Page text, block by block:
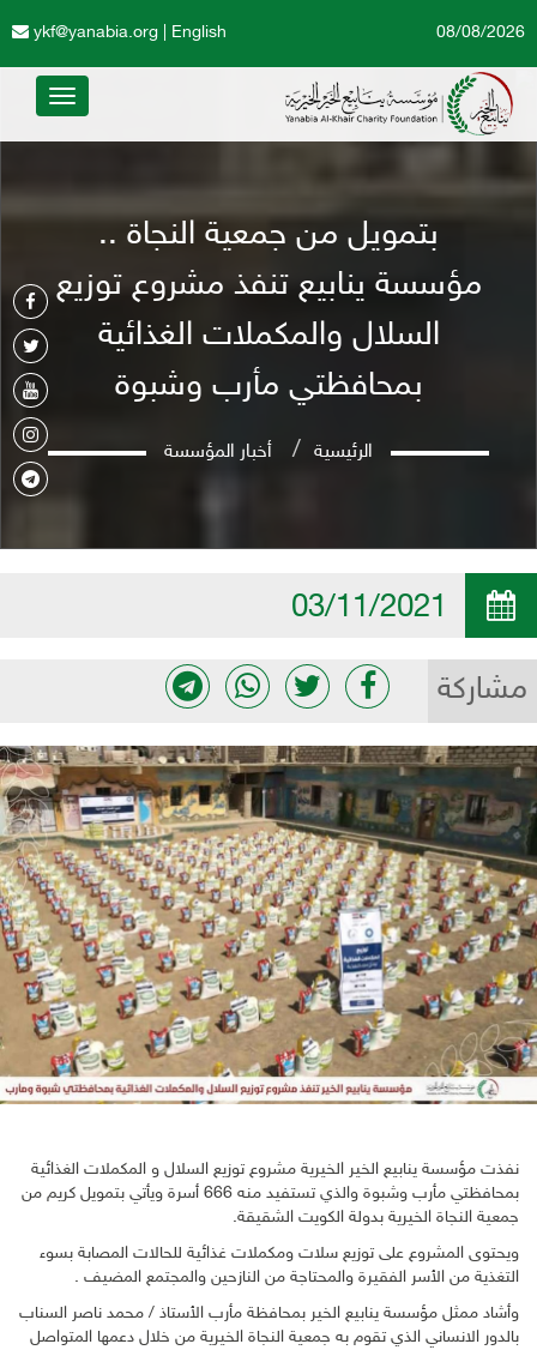
English
ykf@yanabia.org 08/08/2026
Toggle
بتمويل من جمعية النجاة ..
مؤسسة ينابيع تنفذ مشروع توزيع
السلال والمكملات الغذائية
بمحافظتي مأرب وشبوة
الرئيسية أخبار المؤسسة
مشاركة
نفذت مؤسسة ينابيع الخير الخيرية مشروع توزيع السلال و المكملات الغذائية
بمحافظتي مأرب وشبوة والذي تستفيد منه 666 أسرة ويأتي بتمويل كريم من
جمعية النجاة الخيرية بدولة الكويت الشقيقة.
ويحتوى المشروع على توزيع سلات ومكملات غذائية للحالات المصابة بسوء
التغذية من الأسر الفقيرة والمحتاجة من النازحين والمجتمع المضيف .
وأشاد ممثل مؤسسة ينابيع الخير بمحافظة مأرب الأستاذ / محمد ناصر السناب
بالدور الانساني الذي تقوم به جمعية النجاة الخيرية من خلال دعمها المتواصل